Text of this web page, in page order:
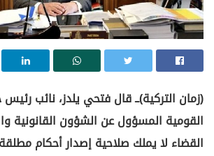
(زمان التركية)ــ قال فتحي يلدز، نائب
القومية المسؤول عن الشؤون القانونية
القضاء لا يملك صلاحية إصدار أحكام